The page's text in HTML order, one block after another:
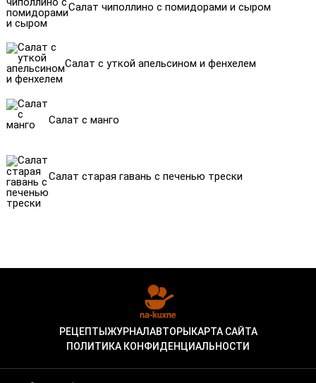
Салат чиполлино с помидорами и сыром
Салат с уткой апельсином и фенхелем
Салат с манго
Салат старая гавань с печенью трески
РЕЦЕПТЫ ЖУРНАЛАВТОРЫ КАРТА САЙТА
ПОЛИТИКА КОНФИДЕНЦИАЛЬНОСТИ